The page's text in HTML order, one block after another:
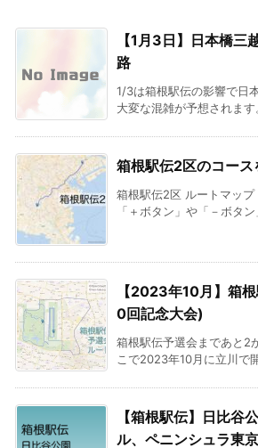
【1月3日】日本橋三
路
1/3は箱根駅伝の影響で日
大変な混雑が予想されま
箱根駅伝2区のコー
箱根駅伝2区 ルートマッ
「＋ボタン」や「－ボタ
【2023年10月】箱
0回記念大会)
箱根駅伝予選会まであと2
こで2023年10月に立川で
【箱根駅伝】日比谷
ル、ペニンシュラ東